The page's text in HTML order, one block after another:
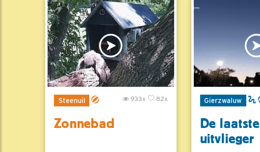
Steenuil 82x
933x
Zonnebad
Gierzwaluw
De laatste
uitvlieger